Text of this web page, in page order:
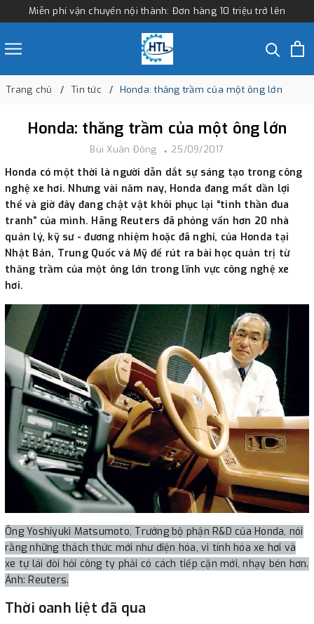
Miễn phí vận chuyển nội thành: Đơn hàng 10 triệu trở lên
Trang chủ Tin tức Honda: thăng trầm của một ông lớn
Honda: thăng trầm của một ông lớn
Bùi Xuân Đông 25/09/2017
Honda có một thời là người dẫn dắt sự sáng tạo trong công
nghệ xe hơi. Nhưng vài năm nay, Honda đang mất dần lợi
thế và giờ đây đang chật vật khôi phục lại “tinh thần đua
tranh” của mình. Hãng Reuters đã phỏng vấn hơn 20 nhà
quản lý, kỹ sư - đương nhiệm hoặc đã nghỉ, của Honda tại
Nhật Bản, Trung Quốc và Mỹ để rút ra bài học quản trị từ
thăng trầm của một ông lớn trong lĩnh vực công nghệ xe
hơi.
Ông Yoshiyuki Matsumoto, Trưởng bộ phận R&D của Honda, nói
rằng những thách thức mới như điện hóa, vi tính hóa xe hơi và
xe tự lái đòi hỏi công ty phải có cách tiếp cận mới, nhạy bén hơn.
Ảnh: Reuters.
Thời oanh liệt đã qua